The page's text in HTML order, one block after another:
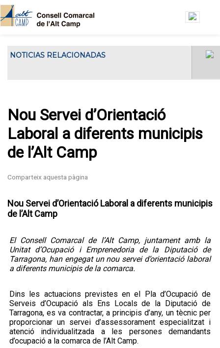
NOTICIAS RELACIONADAS
Comarcal
Nou Servei d’Orientació
Laboral a diferents municipis
de l’Alt Camp
Nou Servei d’Orientació Laboral a diferents municipis
de l’Alt Camp
El Consell Comarcal de l’Alt Camp, juntament amb la
Unitat d’Ocupació i Emprenedoria de la Diputació de
Tarragona, han engegat un nou servei d’orientació laboral
a diferents municipis de la comarca.
Dins les actuacions previstes en el Pla d’Ocupació de
Serveis d’Ocupació als Ens Locals de la Diputació de
Tarragona, es va contractar, a principis d’any, un tècnic per
proporcionar un servei d’assessorament especialitzat i
atenció individualitzada a les persones demandants
d’ocupació a la comarca de l’Alt Camp.